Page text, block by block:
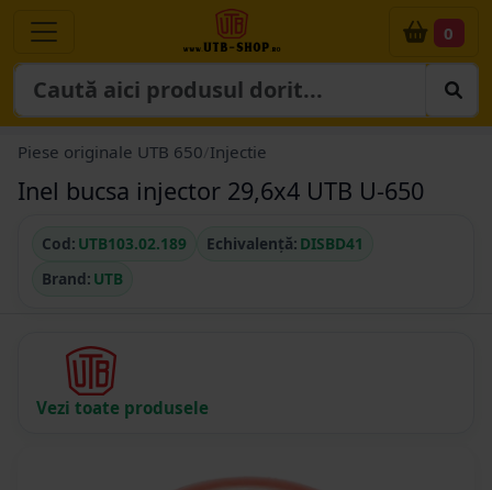
0
Piese originale UTB 650 Injectie
Inel bucsa injector 29,6x4 UTB U-650
Cod: UTB103.02.189 Echivalență: DISBD41
Brand: UTB
Vezi toate produsele